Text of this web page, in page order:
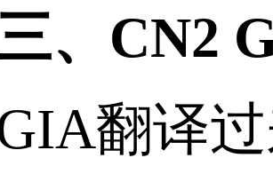
CN2
翻译过来